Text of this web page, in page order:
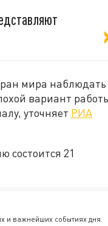
мира наблюдать
вариант
уточняет РИА
состоится 21
и важнейших событиях дня.